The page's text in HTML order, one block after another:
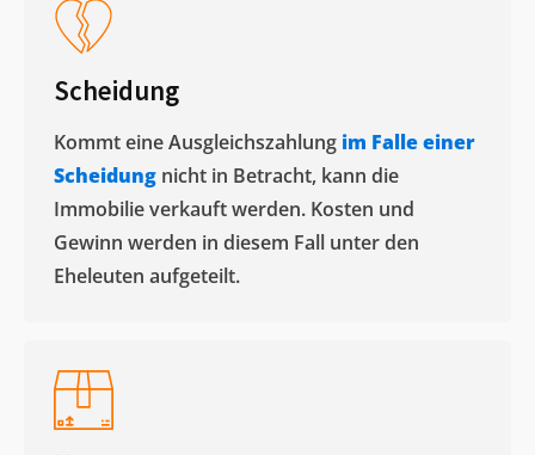
Scheidung
Kommt eine Ausgleichszahlung im Falle einer
Scheidung nicht in Betracht, kann die
Immobilie verkauft werden. Kosten und
Gewinn werden in diesem Fall unter den
Eheleuten aufgeteilt.​